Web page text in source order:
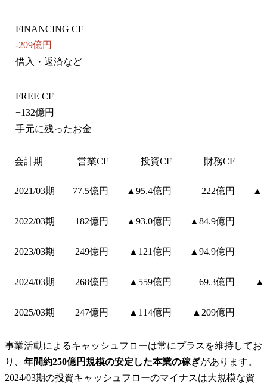
FINANCING CF
-209億円
借入・返済など
FREE CF
+132億円
手元に残ったお金
会計期 営業CF 投資CF 財務CF
2021/03期 77.5億円 ▲95.4億円 222億円
2022/03期 182億円 ▲93.0億円 ▲84.9億円
2023/03期 249億円 ▲121億円 ▲94.9億円
2024/03期 268億円 ▲559億円 69.3億円
2025/03期 247億円 ▲114億円 ▲209億円
事業活動によるキャッシュフローは常にプラスを維持してお
り、 年間約250億円規模の安定した本業の稼ぎがあります。
2024/03期の投資キャッシュフローのマイナスは大規模な資